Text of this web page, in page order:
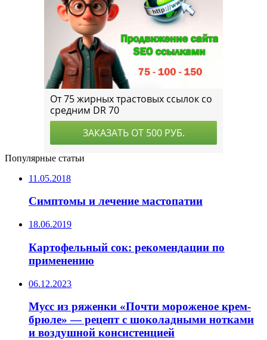
Популярные статьи
11.05.2018
Симптомы и лечение мастопатии
18.06.2019
Картофельный сок: рекомендации по
применению
06.12.2023
Мусс из ряженки «Почти мороженое крем-
брюле» — рецепт с шоколадными нотками
и воздушной консистенцией